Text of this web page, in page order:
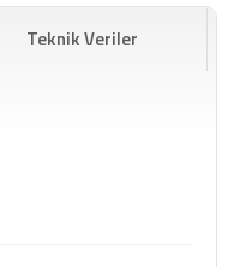
Teknik Veriler